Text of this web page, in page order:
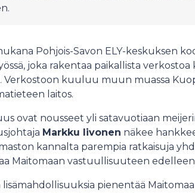
Pohjois-Savon ELY-keskuksen
joka rakentaa paikallista verkostoa
Verkostoon kuuluu muun muassa
laitos.
ovat nousseet yli satavuotiaan
Markku Iivonen näkee
kannalta parempia ratkaisuja
Maitomaan vastuullisuuteen
pienentää